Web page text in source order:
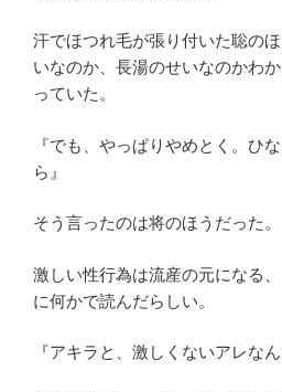
汗でほつれ毛が張り付いた聡の
いなのか、長湯のせいなのかわ
っていた。
『でも、やっぱりやめとく。ひ
ら』
そう言ったのは将のほうだった。
激しい性行為は流産の元になる
に何かで読んだらしい。
『アキラと、激しくないアレな